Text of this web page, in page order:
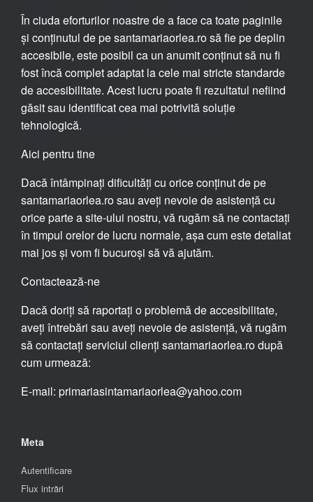
În ciuda eforturilor noastre de a face ca toate paginile
și conținutul de pe santamariaorlea.ro să fie pe deplin
accesibile, este posibil ca un anumit conținut să nu fi
fost încă complet adaptat la cele mai stricte standarde
de accesibilitate. Acest lucru poate fi rezultatul nefiind
găsit sau identificat cea mai potrivită soluție
tehnologică.
Aici pentru tine
Dacă întâmpinați dificultăți cu orice conținut de pe
santamariaorlea.ro sau aveți nevoie de asistență cu
orice parte a site-ului nostru, vă rugăm să ne contactați
în timpul orelor de lucru normale, așa cum este detaliat
mai jos și vom fi bucuroși să vă ajutăm.
Contactează-ne
Dacă doriți să raportați o problemă de accesibilitate,
aveți întrebări sau aveți nevoie de asistență, vă rugăm
să contactați serviciul clienți santamariaorlea.ro după
cum urmează:
E-mail: primariasintamariaorlea@yahoo.com
Meta
Autentificare
Flux intrări